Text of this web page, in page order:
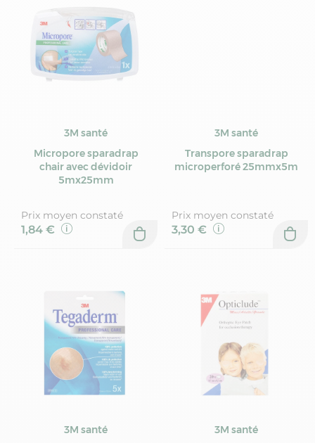
3M santé
Micropore sparadrap
chair avec dévidoir
5mx25mm
Prix moyen constaté
1,84 €
3M santé
Transpore sparadrap
microperforé 25mmx5m
Prix moyen constaté
3,30 €
3M santé
3M santé